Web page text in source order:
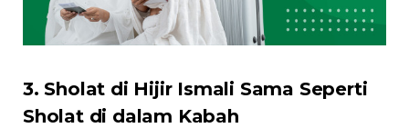
3. Sholat di Hijir Ismali Sama Seperti
Sholat di dalam Kabah